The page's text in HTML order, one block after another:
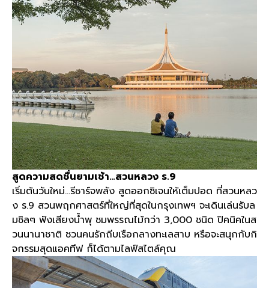
สูดความสดชื่นยามเช้า…สวนหลวง ร.9
เริ่มต้นวันใหม่…รีชาร์จพลัง สูดออกซิเจนให้เต็มปอด ที่สวนหลว
ง ร.9 สวนพฤกศาสตร์ที่ใหญ่ที่สุดในกรุงเทพฯ จะเดินเล่นรับล
มชิลๆ ฟังเสียงน้ำพุ ชมพรรณไม้กว่า 3,000 ชนิด ปิคนิคในส
วนนานาชาติ ชวนคนรักถีบเรือกลางทะเลสาบ หรือจะสนุกกับกิ
จกรรมสุดแอคทีฟ ก็ได้ตามไลฟ์สไตล์คุณ